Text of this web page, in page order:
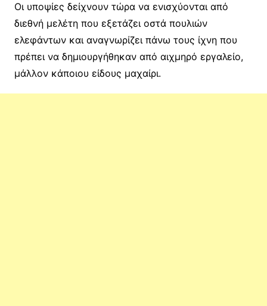
Οι υποψίες δείχνουν τώρα να ενισχύονται από
διεθνή μελέτη που εξετάζει οστά πουλιών
ελεφάντων και αναγνωρίζει πάνω τους ίχνη που
πρέπει να δημιουργήθηκαν από αιχμηρό εργαλείο,
μάλλον κάποιου είδους μαχαίρι.